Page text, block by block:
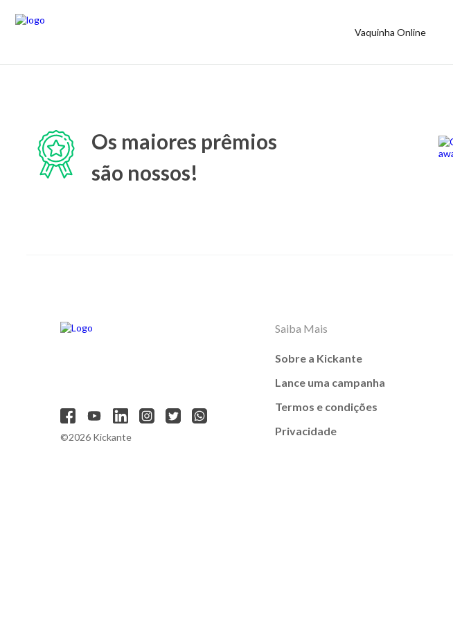
Vaquinha Online
Os maiores prêmios
são nossos!
©2026 Kickante
Saiba Mais
Sobre a Kickante
Lance uma campanha
Termos e condições
Privacidade